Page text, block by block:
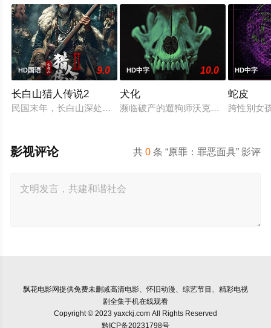
HD国语 9.0
长白山猎人传说2
民国末年，长白山深处的迷雾山村怪事频发。村民陈狗子偶遇
HD中字 10.0
犬化
濒临破产的遛狗师沃克，为摆脱经济
HD中字
蛇皮
跨性别女
共0 条 “原罪：罪恶面具” 影评
影视评论
飘花电影网提供免费未删减高清电影、怀旧动漫、综艺节目、精彩电视
剧全集手机在线观看
Copyright © 2023 yaxckj.com All Rights Reserved
黔ICP备20231798号